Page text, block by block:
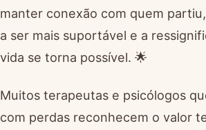
manter conexão com quem
a ser mais suportável e a
vida se torna possível. 🌟
Muitos terapeutas e psicólogos
com perdas reconhecem o valor